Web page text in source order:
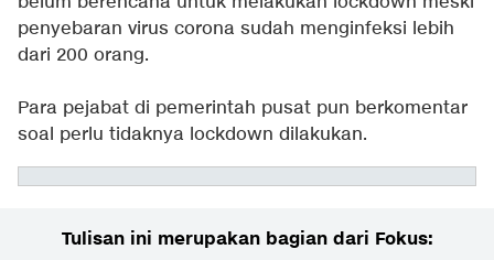
penyebaran virus corona sudah menginfeksi lebih
dari 200 orang.
Para pejabat di pemerintah pusat pun berkomentar
soal perlu tidaknya lockdown dilakukan.
Tulisan ini merupakan bagian dari Fokus: